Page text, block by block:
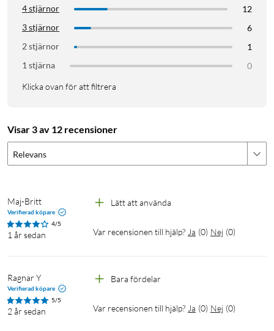
4 stjärnor
12
3 stjärnor
6
2 stjärnor
1
1 stjärna
0
Klicka ovan för att filtrera
Visar 3 av 12 recensioner
Relevans
Maj-Britt
Verifierad köpare
4/5
1 år sedan
Lätt att använda
Var recensionen till hjälp? Ja (0) Nej (0)
Ragnar Y
Verifierad köpare
5/5
2 år sedan
Bara fördelar
Var recensionen till hjälp? Ja (0) Nej (0)